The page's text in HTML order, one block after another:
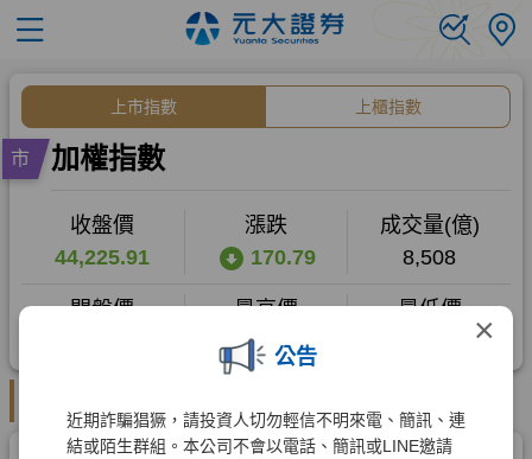
×
公告
近期詐騙猖獗，請投資人切勿輕信不明來電、簡訊、連
結或陌生群組。本公司不會以電話、簡訊或LINE邀請